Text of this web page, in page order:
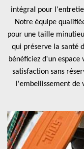
intégral pour
Notre équipe
pour une taille
qui préserve la santé
bénéficiez d'un
satisfaction sans
l'embellissement